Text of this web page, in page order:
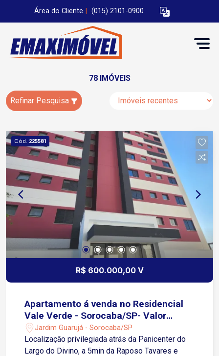
Área do Cliente (015) 2101-0900
78 IMÓVEIS
Refinar Pesquisa
Cód. 225581
R$ 600.000,00 V
Apartamento á venda no Residencial
Vale Verde - Sorocaba/SP- Valor
Promocional de R$ 600.000,00
Jardim Guarujá - Sorocaba/SP
Localização privilegiada atrás da Panicenter do
Largo do Divino, a 5min da Raposo Tavares e